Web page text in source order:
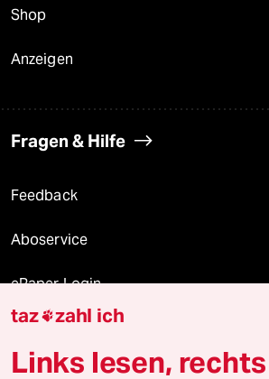
Shop
Anzeigen
Fragen & Hilfe
Feedback
Aboservice
ePaper Login
Downloads für Abonnierende
taz zahl ich
Links lesen, rechts